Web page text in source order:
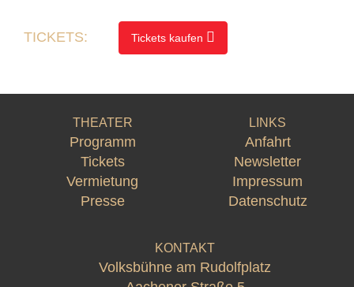
TICKETS: Tickets kaufen
THEATER
Programm
Tickets
Vermietung
Presse
LINKS
Anfahrt
Newsletter
Impressum
Datenschutz
KONTAKT
Volksbühne am Rudolfplatz